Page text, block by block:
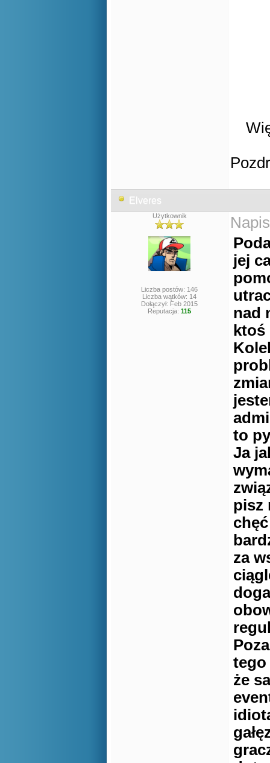
Elveres
Użytkownik
Liczba postów: 146
Liczba wątków: 14
Dołączył: Feb 2015
Reputacja: 115
jej
nad
ktoś
to
Ja
pisz
za
tego
że